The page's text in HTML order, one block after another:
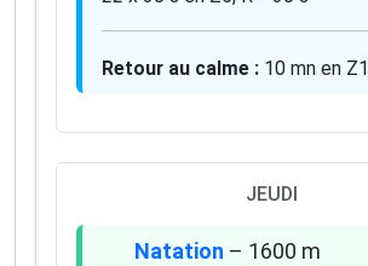
Retour au calme : 10 mn en Z1
JEUDI
Natation – 1600 m